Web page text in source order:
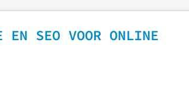
EN SEO VOOR ONLINE